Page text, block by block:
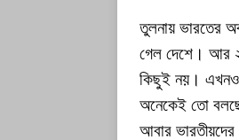
তুলনায় ভারতের
গেল দেশে। আর
কিছুই নয়। এখনও
অনেকেই তো
আবার